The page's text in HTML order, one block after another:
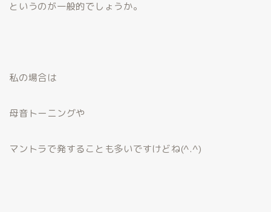
というのが一般的でしょうか。
私の場合は
母音トーニングや
マントラで発することも多いですけどね(^.^)